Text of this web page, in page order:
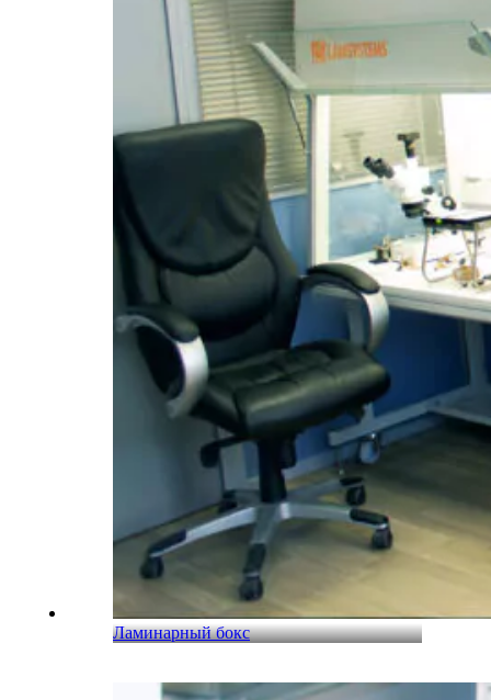
Ламинарный бокс